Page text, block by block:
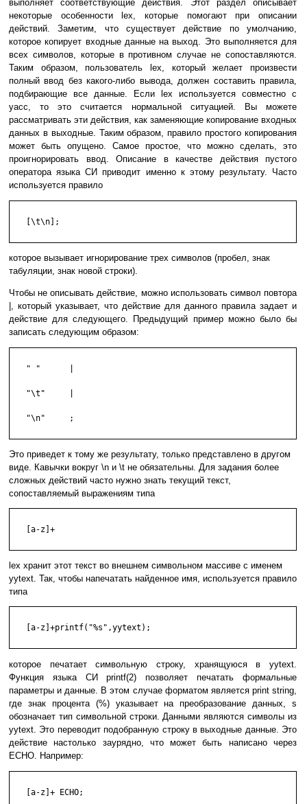
выполняет соответствующие действия. Этот раздел описывает
некоторые особенности lex, которые помогают при описании
действий. Заметим, что существует действие по умолчанию,
которое копирует входные данные на выход. Это выполняется для
всех символов, которые в противном случае не сопоставляются.
Таким образом, пользователь lex, который желает произвести
полный ввод без какого-либо вывода, должен составить правила,
подбирающие все данные. Если lex используется совместно с
yacc, то это считается нормальной ситуацией. Вы можете
рассматривать эти действия, как заменяющие копирование входных
данных в выходные. Таким образом, правило простого копирования
может быть опущено. Самое простое, что можно сделать, это
проигнорировать ввод. Описание в качестве действия пустого
оператора языка СИ приводит именно к этому результату. Часто
используется правило
   [\t\n];
которое вызывает игнорирование трех символов (пробел, знак
табуляции, знак новой строки).
Чтобы не описывать действие, можно использовать символ повтора
|, который указывает, что действие для данного правила задает и
действие для следующего. Предыдущий пример можно было бы
записать следующим образом:
   " "      |
   "\t"     |
   "\n"     ;
Это приведет к тому же результату, только представлено в другом
виде. Кавычки вокруг \n и \t не обязательны. Для задания более
сложных действий часто нужно знать текущий текст,
сопоставляемый выражениям типа
   [a-z]+
lex хранит этот текст во внешнем символьном массиве с именем
yytext. Так, чтобы напечатать найденное имя, используется правило
типа
   [a-z]+printf("%s",yytext);
которое печатает символьную строку, хранящуюся в yytext.
Функция языка СИ printf(2) позволяет печатать формальные
параметры и данные. В этом случае форматом является print string,
где знак процента (%) указывает на преобразование данных, s
обозначает тип символьной строки. Данными являются символы из
yytext. Это переводит подобранную строку в выходные данные. Это
действие настолько заурядно, что может быть написано через
ECHO. Например:
   [a-z]+ ECHO;